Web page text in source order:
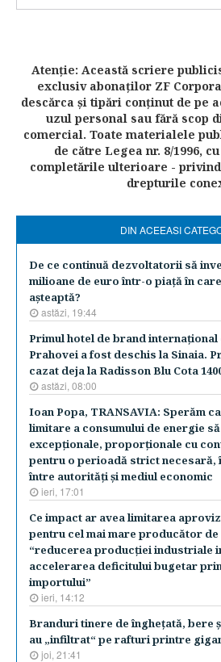
Atenţie: Această scriere
exclusiv abonaţilor ZF
descărca şi tipări conţinut de pe
uzul personal sau fără scop
comercial. Toate materialele
de către Legea nr. 8/1996,
completările ulterioare -
drepturile
DIN ACEEASI
De ce continuă dezvoltatorii să
milioane de euro într-o piaţă în
aşteaptă?
astăzi, 19:44
​Primul hotel de brand internaţional
Prahovei a fost deschis la Sinaia.
cazat deja la Radisson Blu Cota
astăzi, 08:00
Ioan Popa, TRANSAVIA: Sperăm
limitare a consumului de energie
excepţionale, proporţionale cu
pentru o perioadă strict necesară,
între autorităţi şi mediul economic
ieri, 17:01
Ce impact ar avea limitarea
pentru cel mai mare producător
“reducerea producţiei industriale
accelerarea deficitului bugetar
importului”
ieri, 14:12
Branduri tinere de îngheţată, bere
au „infiltrat“ pe rafturi printre
joi, 21:41